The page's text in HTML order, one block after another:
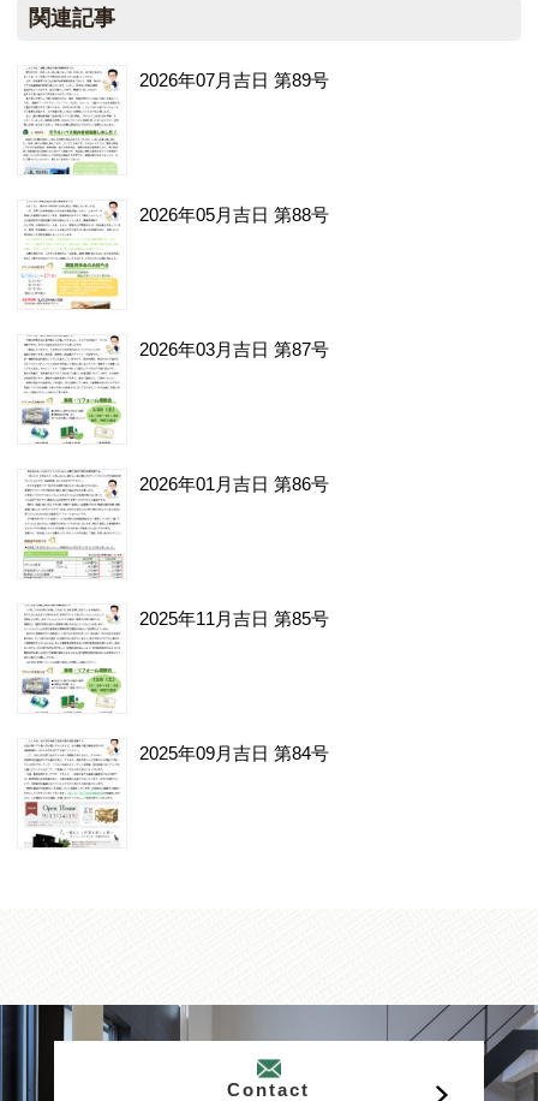
関連記事
2026年07月吉日 第89号
2026年05月吉日 第88号
2026年03月吉日 第87号
2026年01月吉日 第86号
2025年11月吉日 第85号
2025年09月吉日 第84号
Contact